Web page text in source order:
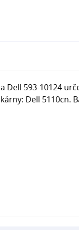
Dell 593-10124
Dell 5110cn.